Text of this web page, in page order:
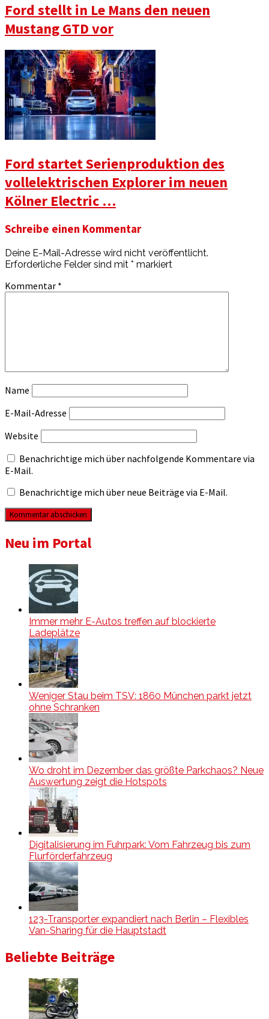
Ford stellt in Le Mans den neuen
Mustang GTD vor
Ford startet Serienproduktion des
vollelektrischen Explorer im neuen
Kölner Electric …
Schreibe einen Kommentar
Deine E-Mail-Adresse wird nicht veröffentlicht.
Erforderliche Felder sind mit * markiert
Kommentar *
Name
E-Mail-Adresse
Website
Benachrichtige mich über nachfolgende Kommentare via
E-Mail.
Benachrichtige mich über neue Beiträge via E-Mail.
Neu im Portal
Immer mehr E-Autos treffen auf blockierte
Ladeplätze
Weniger Stau beim TSV: 1860 München parkt jetzt
ohne Schranken
Wo droht im Dezember das größte Parkchaos? Neue
Auswertung zeigt die Hotspots
Digitalisierung im Fuhrpark: Vom Fahrzeug bis zum
Flurförderfahrzeug
123-Transporter expandiert nach Berlin – Flexibles
Van-Sharing für die Hauptstadt
Beliebte Beiträge